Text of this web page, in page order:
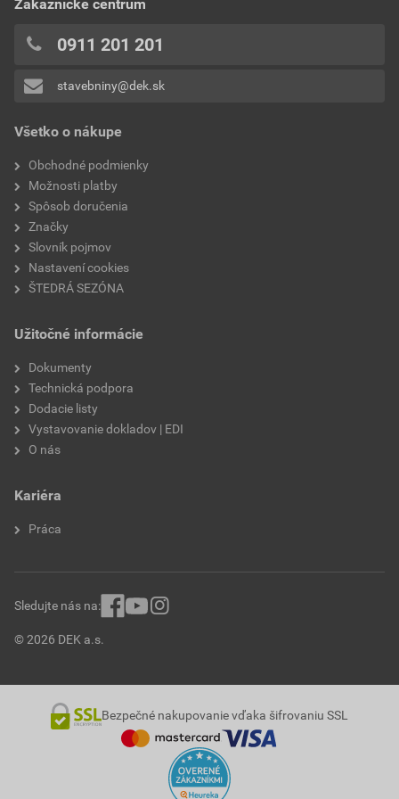
Pridávať hodnotenie môže iba prihlásený užívateľ.
Všetko o nákupe
Obchodné podmienky
Možnosti platby
Spôsob doručenia
Značky
Slovník pojmov
Nastavení cookies
ŠTEDRÁ SEZÓNA
Užitočné informácie
Dokumenty
Technická podpora
Dodacie listy
Vystavovanie dokladov | EDI
O nás
Kariéra
Práca
Zákaznícke centrum
0911 201 201
stavebniny@dek.sk
© 2026 DEK a.s.
Sledujte nás na:
Bezpečné nakupovanie vďaka šifrovaniu SSL